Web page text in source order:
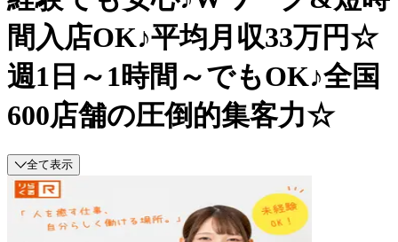
間入店OK♪平均月収33万円☆
週1日～1時間～でもOK♪全国
600店舗の圧倒的集客力☆
全て表示